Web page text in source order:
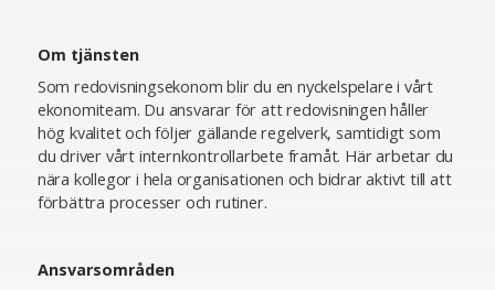
Om tjänsten
Som redovisningsekonom blir du en nyckelspelare i vårt
ekonomiteam. Du ansvarar för att redovisningen håller
hög kvalitet och följer gällande regelverk, samtidigt som
du driver vårt internkontrollarbete framåt. Här arbetar du
nära kollegor i hela organisationen och bidrar aktivt till att
förbättra processer och rutiner.
Ansvarsområden